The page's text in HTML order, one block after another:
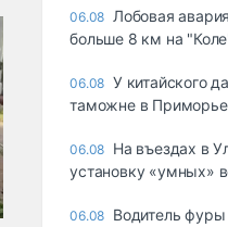
06.08 Лобовая
больше 8 км на
06.08 У китайского
таможне в Приморье
06.08 Ha въeздax в
ycтaнoвкy «yмныx»
06.08 Водитель